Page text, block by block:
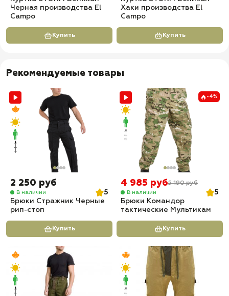
Черная производства El
Campo
Купить
Хаки производства El
Campo
Купить
Рекомендуемые товары
2 250 руб
В наличии
5
Брюки Стражник Черные
рип-стоп
Купить
-4%
4 985 руб5 190 руб
В наличии
5
Брюки Командор
тактические Мультикам
Купить